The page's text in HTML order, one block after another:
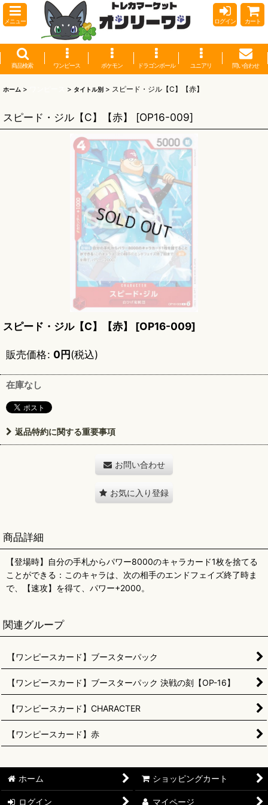
メニュー ログイン カート
商品検索 ワンピース ポケモン ドラゴンボール ユニアリ 問い合わせ
ホーム > > タイトル別 > スピード・ジル【C】【赤】
スピード・ジル【C】【赤】 [OP16-009]
スピード・ジル【C】【赤】 [OP16-009]
販売価格: 0円(税込)
在庫なし
返品特約に関する重要事項
お問い合わせ
お気に入り登録
商品詳細
【登場時】自分の手札からパワー8000のキャラカード1枚を捨てる
ことができる：このキャラは、次の相手のエンドフェイズ終了時ま
で、【速攻】を得て、パワー+2000。
関連グループ
【ワンピースカード】ブースターパック
【ワンピースカード】ブースターパック 決戦の刻【OP-16】
【ワンピースカード】CHARACTER
【ワンピースカード】赤
ホーム ショッピングカート
ログイン マイページ